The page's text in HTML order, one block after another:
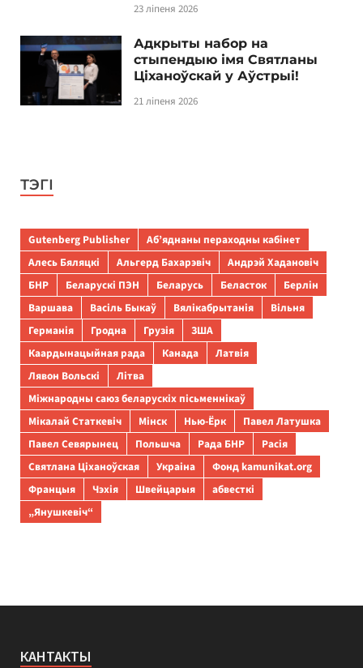
23 ліпеня 2026
Адкрыты набор на
стыпендыю імя Святланы
Ціханоўскай у Аўстрыі!
21 ліпеня 2026
ТЭГІ
Gutenberg Publisher
Аб’яднаны пераходны кабінет
Алесь Бяляцкі
Альгерд Бахарэвіч
Андрэй Хадановіч
БНР
Беларускі ПЭН Беларусь Беласток
Берлін
Варшава
Васіль Быкаў Вялікабрытанія
Вільня
Германія
Гродна Грузія
ЗША
Каардынацыйная рада
Канада
Латвія
Лявон Вольскі
Літва
Міжнародны саюз беларускіх пісьменнікаў
Мікалай Статкевіч
Мінск Нью-Ёрк
Павел Латушка
Павел Севярынец
Польшча Рада БНР
Расія
Святлана Ціханоўская
Украіна
Фонд kamunikat.org
Францыя
Чэхія Швейцарыя
абвесткі
„Янушкевіч“
КАНТАКТЫ